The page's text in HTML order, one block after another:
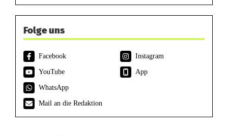
Folge uns
Facebook
Instagram
YouTube
App
WhatsApp
Mail an die Redaktion